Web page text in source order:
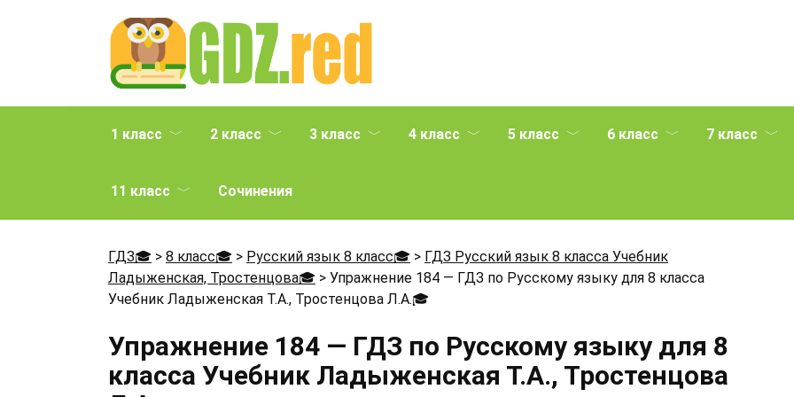
1 класс 2 класс 3 класс 4 класс 5 класс 6 класс 7 класс
11 класс Сочинения
ГДЗ🎓 > 8 класс🎓 > Русский язык 8 класс🎓 > ГДЗ Русский язык 8 класса Учебник
Ладыженская, Тростенцова🎓 > Упражнение 184 — ГДЗ по Русскому языку для 8 класса
Учебник Ладыженская Т.А., Тростенцова Л.А.🎓
Упражнение 184 — ГДЗ по Русскому языку для 8
класса Учебник Ладыженская Т.А., Тростенцова